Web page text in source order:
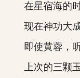
在星宿海的时
现在神功大成
即使黄蓉，听
上次的三颗玉